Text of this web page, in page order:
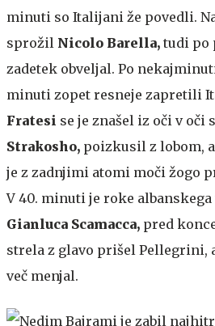
minuti so Italijani že povedli.
sprožil Nicolo Barella, tudi po
zadetek obveljal. Po
minuti zopet resneje zapretili
Fratesi se je znašel iz oči v oči s
Strakosho, poizkusil z lobom,
je z zadnjimi atomi moči žogo
V 40. minuti je roke
Gianluca Scamacca, pred
strela z glavo prišel Pellegrini,
več menjal.